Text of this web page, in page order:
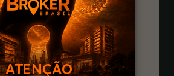
imobiliário contemporâneo
Corpo docente
renomado
especialistas de mercado,
executivos e professores